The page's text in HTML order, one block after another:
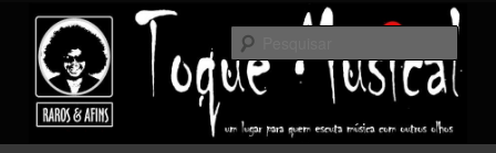
conteúdo
principal
conteúdo
secundário
Toque Musical
Um lugar para quem escuta música com outros olhos.